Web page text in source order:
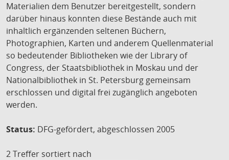
Materialien dem Benutzer bereitgestellt, sondern
darüber hinaus konnten diese Bestände auch mit
inhaltlich ergänzenden seltenen Büchern,
Photographien, Karten und anderem Quellenmaterial
so bedeutender Bibliotheken wie der Library of
Congress, der Staatsbibliothek in Moskau und der
Nationalbibliothek in St. Petersburg gemeinsam
erschlossen und digital frei zugänglich angeboten
werden.
Status: DFG-gefördert, abgeschlossen 2005
2 Treffer sortiert nach